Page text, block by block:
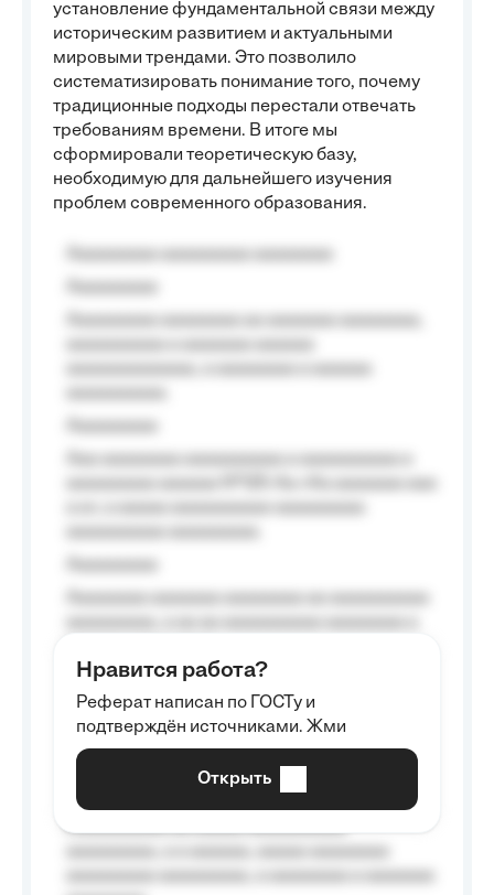
установление фундаментальной связи между
историческим развитием и актуальными
мировыми трендами. Это позволило
систематизировать понимание того, почему
традиционные подходы перестали отвечать
требованиям времени. В итоге мы
сформировали теоретическую базу,
необходимую для дальнейшего изучения
проблем современного образования.
Aaaaaaaaa
Aaaaaaaaaa aa aaa aaaaaaaaa, a aaa
aaaaaaaaaa aaa, a aaaaaaaaaa, aaaaaa
aaaaaa a aaaaaa.
Aaaaaa-aaaaaaaaaaa aaaaaa
Aaaaaaaaaa aa aaaaa aaaaaaaaaa
Нравится работа?
Реферат написан по ГОСТу и
подтверждён источниками. Жми
Открыть